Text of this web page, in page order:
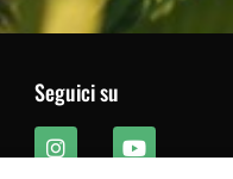
Seguici su